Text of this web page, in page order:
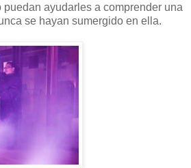
ayudarles a comprender una
se hayan sumergido en ella.